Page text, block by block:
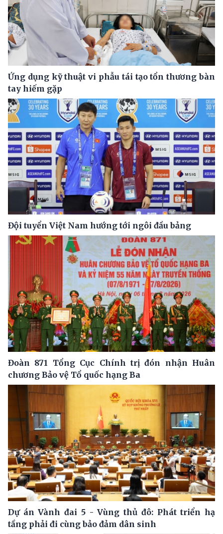
Ứng dụng kỹ thuật vi phẫu tái tạo tổn thương bàn
tay hiếm gặp
Đội tuyển Việt Nam hướng tới ngôi đầu bảng
Đoàn 871 Tổng Cục Chính trị đón nhận Huân
chương Bảo vệ Tổ quốc hạng Ba
Dự án Vành đai 5 - Vùng thủ đô: Phát triển hạ
tầng phải đi cùng bảo đảm dân sinh